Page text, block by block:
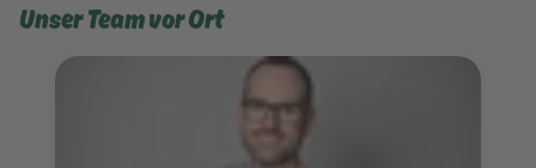
Unser Team vor Ort